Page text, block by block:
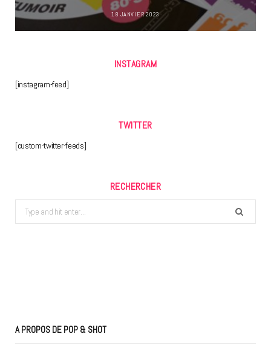
18 JANVIER 2023
INSTAGRAM
[instagram-feed]
TWITTER
[custom-twitter-feeds]
RECHERCHER
Search
for:
A PROPOS DE POP & SHOT